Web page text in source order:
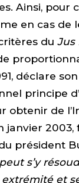
Ainsi, pour
en cas de
du Jus
déclare
principe d’
obtenir de
janvier 2003,
président
s’y
extrémité et